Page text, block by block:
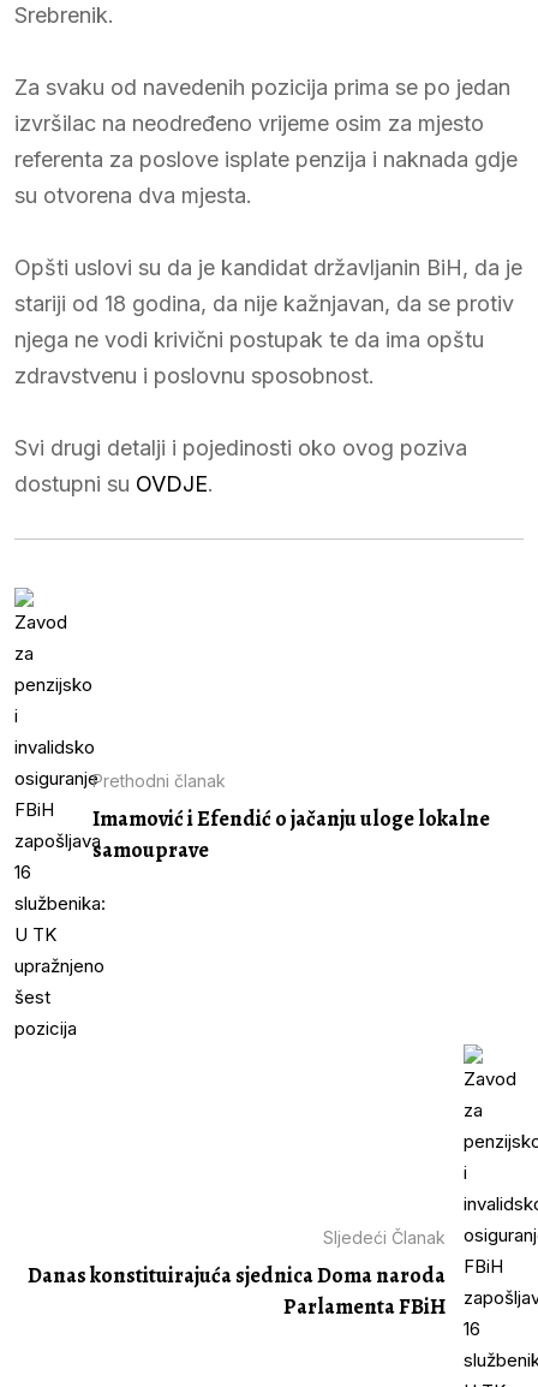
Srebrenik.
Za svaku od navedenih pozicija prima se po jedan
izvršilac na neodređeno vrijeme osim za mjesto
referenta za poslove isplate penzija i naknada gdje
su otvorena dva mjesta.
Opšti uslovi su da je kandidat državljanin BiH, da je
stariji od 18 godina, da nije kažnjavan, da se protiv
njega ne vodi krivični postupak te da ima opštu
zdravstvenu i poslovnu sposobnost.
Svi drugi detalji i pojedinosti oko ovog poziva
dostupni su OVDJE.
Prethodni članak
Imamović i Efendić o jačanju uloge lokalne
samouprave
Sljedeći Članak
Danas konstituirajuća sjednica Doma naroda
Parlamenta FBiH